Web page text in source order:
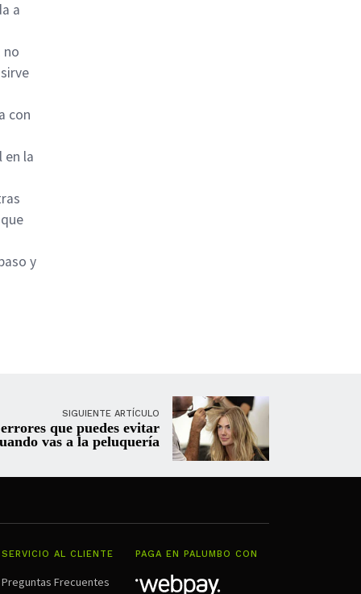
a
no
con
en la
y
SIGUIENTE ARTÍCULO
que puedes evitar
vas a la peluquería
SERVICIO AL CLIENTE
Preguntas Frecuentes
PAGA EN PALUMBO CON